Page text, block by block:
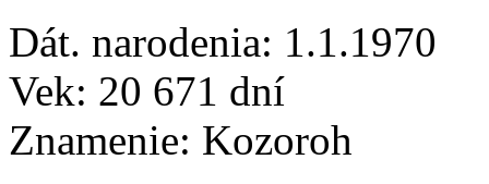
Dát. narodenia: 1.1.1970
Vek: 20 671 dní
Znamenie: Kozoroh